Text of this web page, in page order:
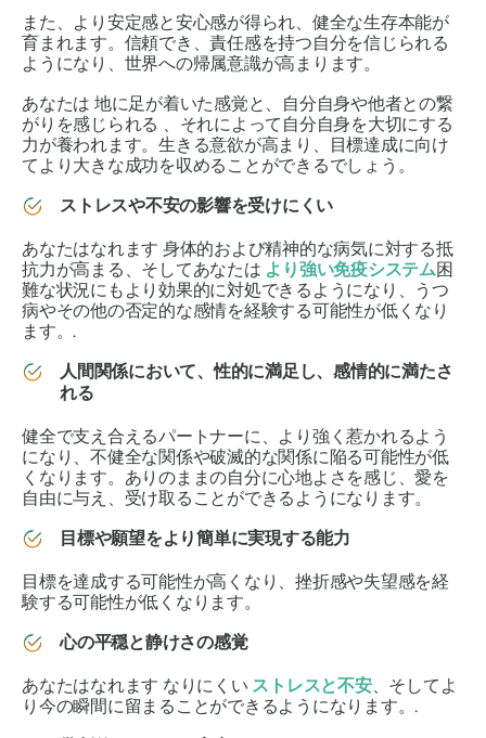
また、 より安定感と安心感が得られ、健全な生存本能が
育まれます。信頼でき、責任感を持つ自分を信じられる
ようになり、世界への帰属意識が高まり ます。
あなたは 地に足が着いた感覚と、自分自身や他者との繋
がりを感じられる 、それによって自分自身を大切にする
力が養われます。生きる意欲が高まり、目標達成に向け
てより大きな成功を収めることができるでしょう。
ストレスや不安の影響を受けにくい
あなたはなれます 身体的および精神的な病気に対する抵
抗力が高まる 、そしてあなたは より強い免疫システム困
難な状況にもより効果的に対処できるようになり、うつ
病やその他の否定的な感情を経験する可能性が低くなり
ます。.
人間関係において、性的に満足し、感情的に満たさ
れる
健全で支え合えるパートナーに、より強く惹かれるよう
になり、不健全な関係や破滅的な関係に陥る可能性が低
くなります。 ありのままの自分に心地よさを感じ、愛を
自由に与え、受け取ることができるようになります。
目標や願望をより簡単に実現する能力
目標を達成する可能性が高くなり、挫折感や失望感を経
験する可能性が低くなります。
心の平穏と静けさの感覚
あなたはなれます なりにくい ストレスと不安、そしてよ
り今の瞬間に留まることができるようになります。.